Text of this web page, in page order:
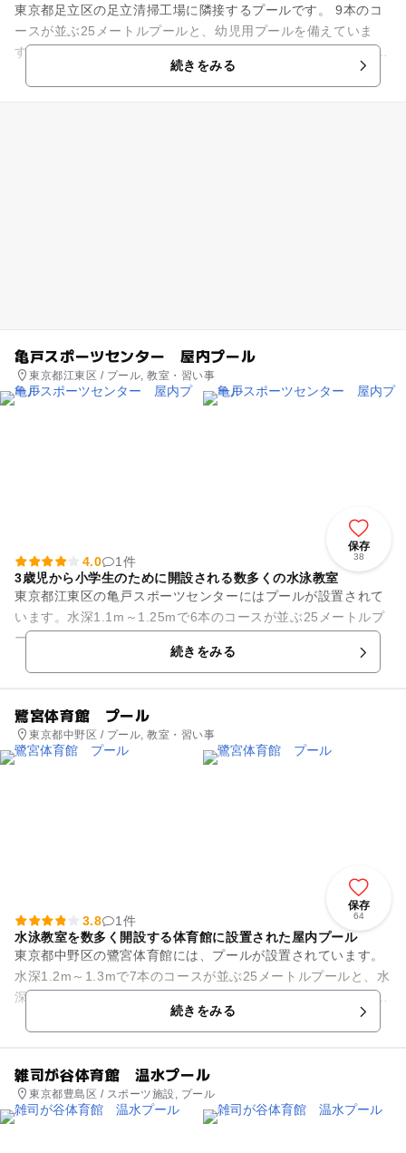
東京都足立区の足立清掃工場に隣接するプールです。 9本のコ
ースが並ぶ25メートルプールと、幼児用プールを備えていま
す。 屋内の温水プールであるため、一年中天候を気にすること
続きをみる
亀戸スポーツセンター 屋内プール
東京都江東区 / プール, 教室・習い事
保存
38
4.0
1件
3歳児から小学生のために開設される数多くの水泳教室
東京都江東区の亀戸スポーツセンターにはプールが設置されて
います。水深1.1m～1.25mで6本のコースが並ぶ25メートルプ
ールと、水深0.9mで縦横10m、5mの小プール、水深0.55mで
続きをみる
鷺宮体育館 プール
東京都中野区 / プール, 教室・習い事
保存
64
3.8
1件
水泳教室を数多く開設する体育館に設置された屋内プール
東京都中野区の鷺宮体育館には、プールが設置されています。
水深1.2m～1.3mで7本のコースが並ぶ25メートルプールと、水
深0.6mの幼児用プール、採暖室を備えています。一年を通し
続きをみる
雑司が谷体育館 温水プール
東京都豊島区 / スポーツ施設, プール